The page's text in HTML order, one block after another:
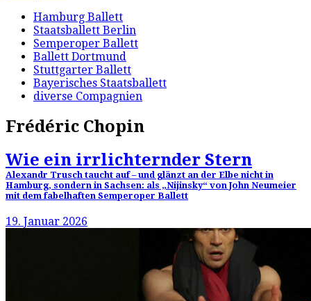
Hamburg Ballett
Staatsballett Berlin
Semperoper Ballett
Ballett Dortmund
Stuttgarter Ballett
Bayerisches Staatsballett
diverse Compagnien
Frédéric Chopin
Wie ein irrlichternder Stern
Alexandr Trusch taucht auf – und glänzt an der Elbe nicht in
Hamburg, sondern in Sachsen: als „Nijinsky“ von John Neumeier
mit dem fabelhaften Semperoper Ballett
19. Januar 2026